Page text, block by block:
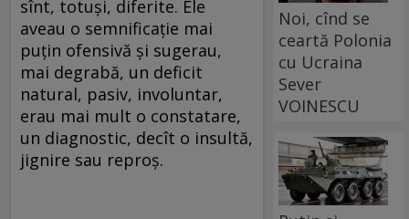
sînt, totuşi, diferite. Ele
aveau o semnificaţie mai
puţin ofensivă şi sugerau,
mai degrabă, un deficit
natural, pasiv, involuntar,
erau mai mult o constatare,
un diagnostic, decît o insultă,
jignire sau reproş.
Noi, cînd se
ceartă Polonia
cu Ucraina
Sever
VOINESCU